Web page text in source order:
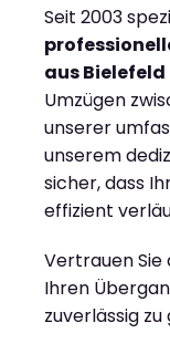
Seit 2003
aus Bielefeld
Umzügen
unserer
unserem
sicher, dass
effizient
Vertrauen Sie
Ihren
zuverlässig